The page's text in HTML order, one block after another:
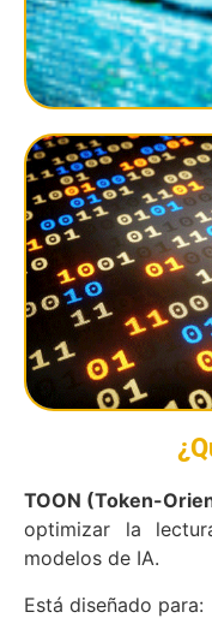
TOON (Token-
optimizar la
modelos de IA.
Está diseñado para: